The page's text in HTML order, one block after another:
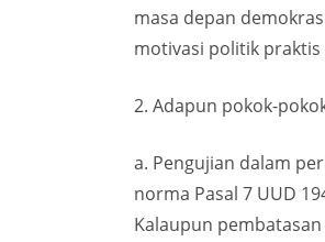
masa depan
motivasi politik
2. Adapun pokok-
a. Pengujian dalam
norma Pasal 7 UUD
Kalaupun